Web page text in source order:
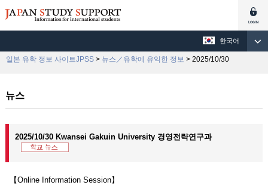
한국어
일본 유학 정보 사이트JPSS > 뉴스／유학에 유익한 정보 > 2025/10/30
뉴스
2025/10/30 Kwansei Gakuin University 경영전략연구과
【Online Information Session】